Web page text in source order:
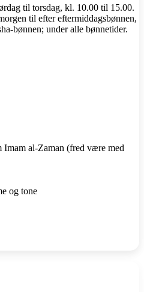
til torsdag, kl. 10.00 til 15.00.
til efter eftermiddagsbønnen,
bønnen; under alle bønnetider.
al-Zaman (fred være med
og tone